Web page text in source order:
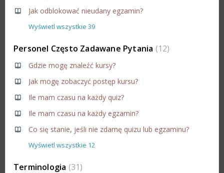
Jak odblokować nieudany egzamin?
Wyświetl wszystkie 39
Personel Często Zadawane Pytania 12
Gdzie mogę znaleźć kursy?
Jak mogę zobaczyć postęp kursu?
Ile mam czasu na każdy quiz?
Ile mam czasu na każdy egzamin?
Co się stanie, jeśli nie zdamę quizu lub egzaminu?
Wyświetl wszystkie 12
Terminologia 31